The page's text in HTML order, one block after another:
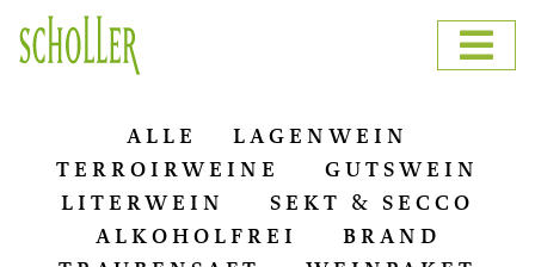
ALLE
LAGENWEIN
TERROIRWEINE
GUTSWEIN
LITERWEIN
SEKT & SECCO
ALKOHOLFREI
BRAND